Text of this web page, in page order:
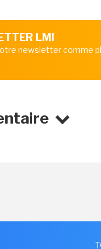
LMI
newsletter comme